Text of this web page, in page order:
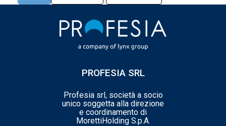
PROFESIA SRL
Profesia srl, società a socio
unico soggetta alla direzione
e coordinamento di
MorettiHolding S.p.A.